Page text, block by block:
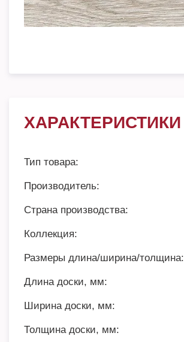
ХАРАКТЕРИСТИКИ
Тип товара:
Производитель:
Страна производства:
Коллекция:
Размеры длина/ширина/толщина:
Длина доски, мм:
Ширина доски, мм:
Толщина доски, мм: